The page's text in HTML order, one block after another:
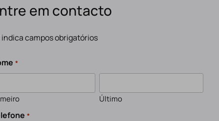
em contacto
indica campos obrigatórios
*
Último
*